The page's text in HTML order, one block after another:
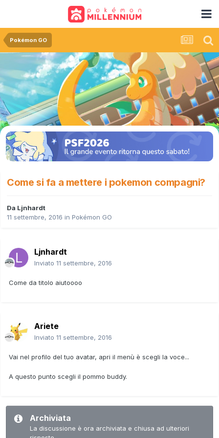
Pokémon GO
Come si fa a mettere i pokemon compagni?
Da Ljnhardt
11 settembre, 2016 in Pokémon GO
Ljnhardt
Inviato 11 settembre, 2016
Come da titolo aiutoooo
Ariete
Inviato 11 settembre, 2016
Vai nel profilo del tuo avatar, apri il menù è scegli la voce...
A questo punto scegli il pommo buddy.
Archiviata
La discussione è ora archiviata e chiusa ad ulteriori